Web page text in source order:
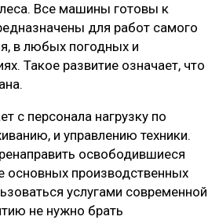
Все машины готовы к
для работ самого
в любых погодных и
Такое развитие означает, что
с персонала нагрузку по
и управлению техники.
освободившиеся
основных производственных
услугами современной
не нужно брать